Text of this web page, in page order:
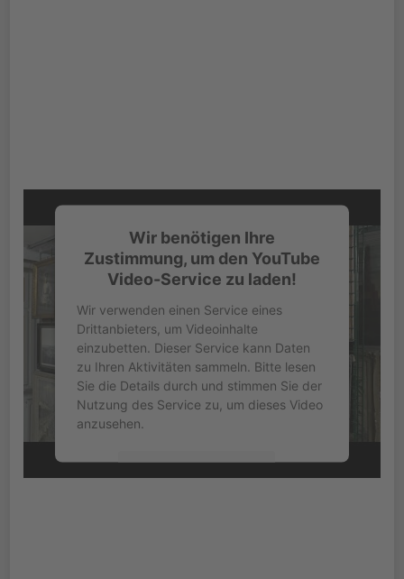
Wir benötigen Ihre
Zustimmung, um den YouTube
Video-Service zu laden!
Wir verwenden einen Service eines
Drittanbieters, um Videoinhalte
einzubetten. Dieser Service kann Daten
zu Ihren Aktivitäten sammeln. Bitte lesen
Sie die Details durch und stimmen Sie der
Nutzung des Service zu, um dieses Video
anzusehen.